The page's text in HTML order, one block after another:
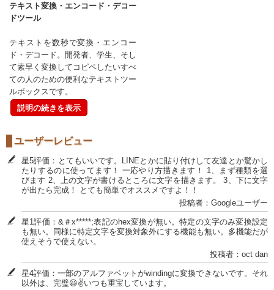
テキスト変換・エンコード・デコー
ドツール
テキストを数秒で変換・エンコー
ド・デコード。開発者、学生、そし
て素早く変換してコピペしたいすべ
ての人のための便利なテキストツー
ルボックスです。
説明の続きを表示
ユーザーレビュー
星5評価：とてもいいです。LINEとかに貼り付けして友達とか驚かし
たりするのに使ってます！ 一応やり方描きます！ 1、まず種類を選
びます 2、上の文字が書けるところに文字を描きます。 3、下に文字
が出たら完成！ とても簡単でオススメですよ！！
投稿者：Googleユーザー
星1評価：&＃x*****;表記のhex変換が無い。特定の文字のみ変換設定
も無い。同様に特定文字を変換対象外にする機能も無い。多機能だが
使えそうで使えない。
投稿者：oct dan
星4評価：一部のアルファベットがwindingに変換できないです。それ
以外は、完璧😃✌️いつも重宝しています。